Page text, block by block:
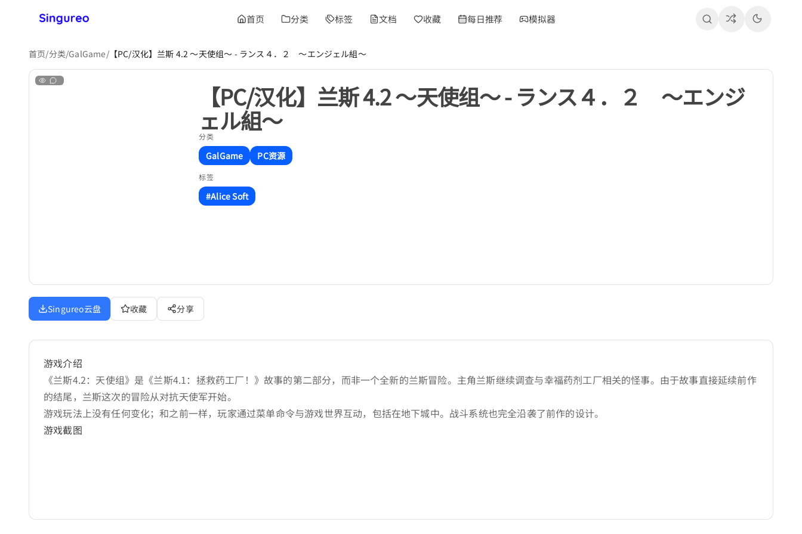
首页 分类 标签 文档 收藏 每日推荐 模拟器
首页/分类/GalGame/【PC/汉化】兰斯 4.2 ～天使组～ - ランス４．２ ～エンジェル組～
【PC/汉化】兰斯 4.2 ～天使组～ - ランス４．２ ～エンジ
ェル組～
分类
GalGame PC资源
标签
#Alice Soft
Singureo云盘 收藏 分享
游戏介绍
《兰斯4.2：天使组》是《兰斯4.1：拯救药工厂！》故事的第二部分，而非一个全新的兰斯冒险。主角兰斯继续调查与幸福药剂工厂相关的怪事。由于故事直接延续前作
的结尾，兰斯这次的冒险从对抗天使军开始。
游戏玩法上没有任何变化；和之前一样，玩家通过菜单命令与游戏世界互动，包括在地下城中。战斗系统也完全沿袭了前作的设计。
游戏截图